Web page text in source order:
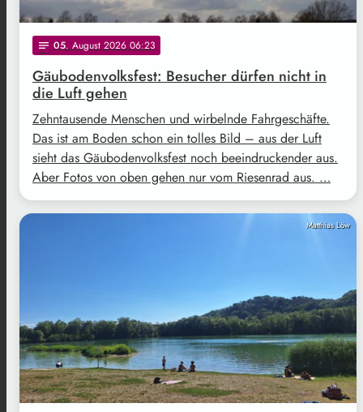
notes 05. August 2026 06:23
Gäubodenvolksfest: Besucher dürfen nicht in
die Luft gehen
Zehntausende Menschen und wirbelnde Fahrgeschäfte.
Das ist am Boden schon ein tolles Bild – aus der Luft
sieht das Gäubodenvolksfest noch beeindruckender aus.
Aber Fotos von oben gehen nur vom Riesenrad aus. …
Matthias Löw